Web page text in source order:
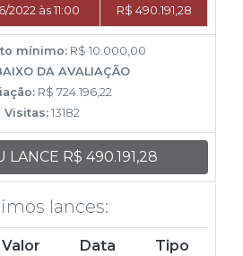
2022 às 11:00 R$ 490.191,28
mínimo: R$ 10.000,00
DA AVALIAÇÃO
R$ 724.196,22
Visitas: 13182
LANCE R$ 490.191,28
lances:
Valor Data Tipo